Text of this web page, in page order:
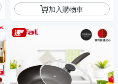
加入購物車